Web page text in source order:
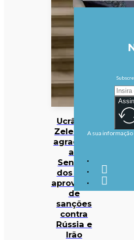
Ucrânia:
Zelensky
agradece
ao
Senado
dos EUA
aprovação
de
sanções
contra
Rússia e
Irão
A sua informação